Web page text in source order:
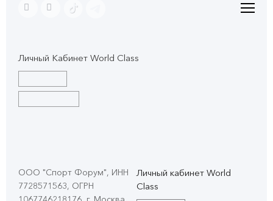
Личный Кабинет World Class
ООО "Спорт Форум", ИНН
7728571563, ОГРН
Личный кабинет World
Class